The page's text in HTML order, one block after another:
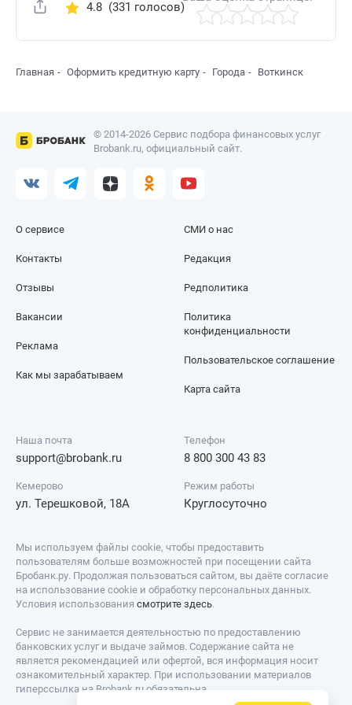
Поделиться
4.8(331 голосов)
Главная Оформить кредитную карту Города Воткинск
© 2014-2026 Сервис подбора финансовых услуг
Brobank.ru, официальный сайт.
О сервисе
Контакты
Отзывы
СМИ о нас
Редакция
Редполитика
Вакансии
Реклама
Как мы зарабатываем
Политика
конфиденциальности
Пользовательское соглашение
Карта сайта
Наша почта
support@brobank.ru
Телефон
8 800 300 43 83
Кемерово
ул. Терешковой, 18А
Режим работы
Круглосуточно
Мы используем файлы cookie, чтобы предоставить
пользователям больше возможностей при посещении сайта
Бробанк.ру. Продолжая пользоваться сайтом, вы даёте согласие
на использование cookie и обработку персональных данных.
Условия использования смотрите здесь.
Сервис не занимается деятельностью по предоставлению
банковских услуг и выдаче займов. Содержание сайта не
является рекомендацией или офертой, вся информация носит
ознакомительный характер. При использовании материалов
гиперссылка на Brobank.ru обязательна.